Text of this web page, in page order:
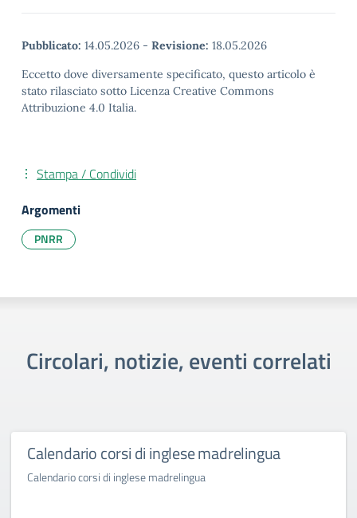
Pubblicato: 14.05.2026 - Revisione: 18.05.2026
Eccetto dove diversamente specificato, questo articolo è
stato rilasciato sotto Licenza Creative Commons
Attribuzione 4.0 Italia.
Stampa / Condividi
Argomenti
PNRR
Circolari, notizie, eventi correlati
Calendario corsi di inglese madrelingua
Calendario corsi di inglese madrelingua